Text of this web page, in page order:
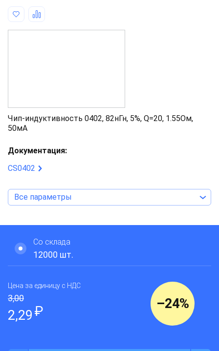
Чип-индуктивность 0402, 82нГн, 5%, Q=20, 1.55Ом,
50мА
Документация:
CS0402
Все параметры
Со склада
12000 шт.
Цена за единицу с НДС
3,00
2,29₽ –24%